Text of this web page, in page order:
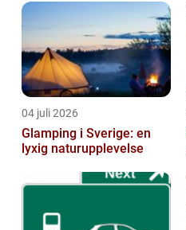
04 juli 2026
Glamping i Sverige: en
lyxig naturupplevelse